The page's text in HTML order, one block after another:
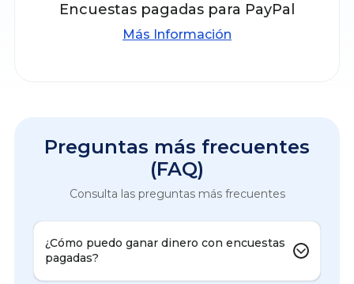
Encuestas pagadas para PayPal
Más Información
Preguntas más frecuentes
(FAQ)
Consulta las preguntas más frecuentes
¿Cómo puedo ganar dinero con encuestas
pagadas?